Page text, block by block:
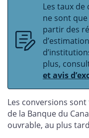
Les taux de
ne sont
partir des
plus,
et avis
Les conversions
de la Banque du
ouvrable, au plus